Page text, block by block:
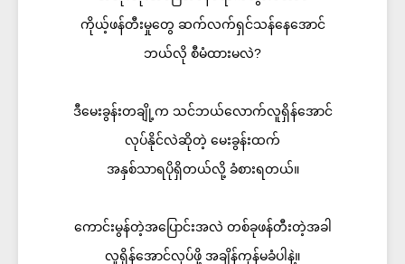
ကိုယ့်ဖန်တီးမှုတွေ ဆက်လက်ရှင်သန်နေအောင်
ဘယ်လို စီမံထားမလဲ?
ဒီမေးခွန်းတချို့က သင်ဘယ်လောက်လူရှိန်အောင်
လုပ်နိုင်လဲဆိုတဲ့ မေးခွန်းထက်
အနှစ်သာရပိုရှိတယ်လို့ ခံစားရတယ်။
ကောင်းမွန်တဲ့အပြောင်းအလဲ တစ်ခုဖန်တီးတဲ့အခါ
လူရှိန်အောင်လုပ်ဖို့ အချိန်ကုန်မခံပါနဲ့။